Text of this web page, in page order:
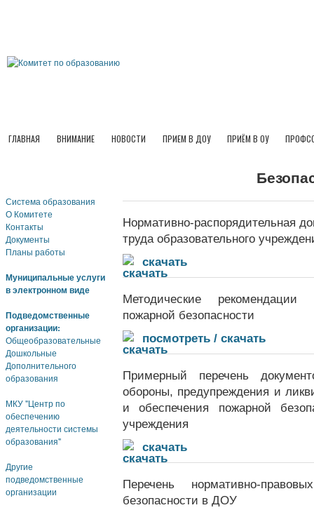
ГЛАВНАЯ ВНИМАНИЕ НОВОСТИ ПРИЕМ В ДОУ ПРИЁМ В ОУ
Система образования
О Комитете
Контакты
Документы
Планы работы
Муниципальные услуги
в электронном виде
Подведомственные
организации:
Общеобразовательные
Дошкольные
Дополнительного
образования
МКУ "Центр по
обеспечению
деятельности системы
образования"
Другие
подведомственные
организации
Нормативно-распорядительная
труда образовательного
скачать
Методические
пожарной безопасности
посмотреть / скачать
Примерный перечень
обороны, предупреждения и
и обеспечения пожарной
учреждения
скачать
Перечень нормативно-
безопасности в ДОУ